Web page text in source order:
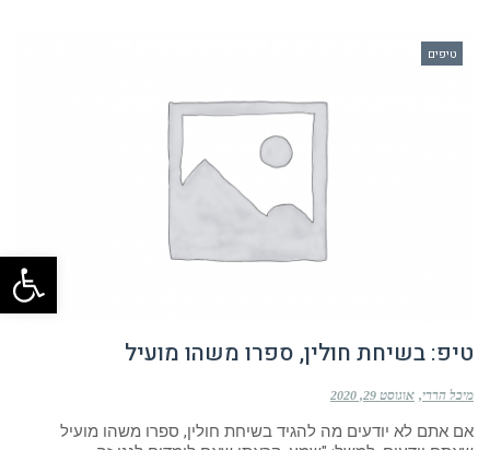
טיפים
טיפ: בשיחת חולין, ספרו משהו מועיל
מיכל הררי אוגוסט 29, 2020
אם אתם לא יודעים מה להגיד בשיחת חולין, ספרו משהו מועיל